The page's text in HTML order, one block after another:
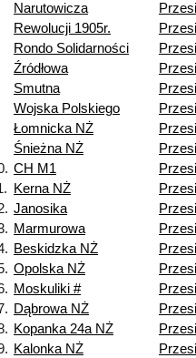
Narutowicza
Rewolucji 1905r.
Rondo Solidarności
Źródłowa
Smutna
Wojska Polskiego
Łomnicka NŻ
Śnieżna NŻ
CH M1
Kerna NŻ
Janosika
Marmurowa
Beskidzka NŻ
Opolska NŻ
Moskuliki #
Dąbrowa NŻ
Kopanka 24a NŻ
Kalonka NŻ